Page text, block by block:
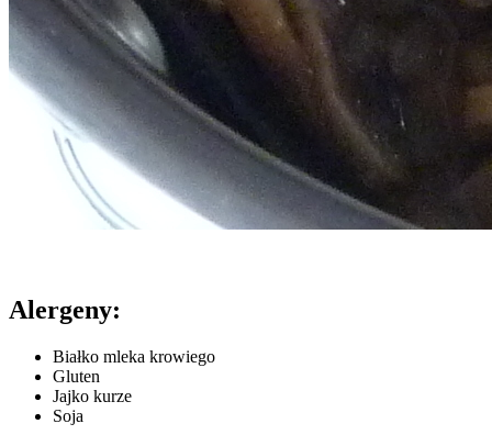
Alergeny:
Białko mleka krowiego
Gluten
Jajko kurze
Soja